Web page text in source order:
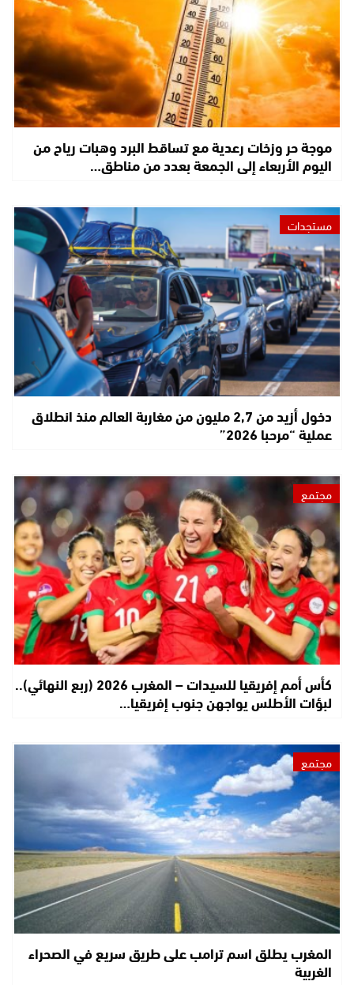
موجة حر وزخات رعدية مع تساقط البرد وهبات رياح من
اليوم الأربعاء إلى الجمعة بعدد من مناطق…
مستجدات
دخول أزيد من 2,7 مليون من مغاربة العالم منذ انطلاق
عملية “مرحبا 2026”
مجتمع
كأس أمم إفريقيا للسيدات – المغرب 2026 (ربع النهائي)..
لبؤات الأطلس يواجهن جنوب إفريقيا…
مجتمع
المغرب يطلق اسم ترامب على طريق سريع في الصحراء
الغربية